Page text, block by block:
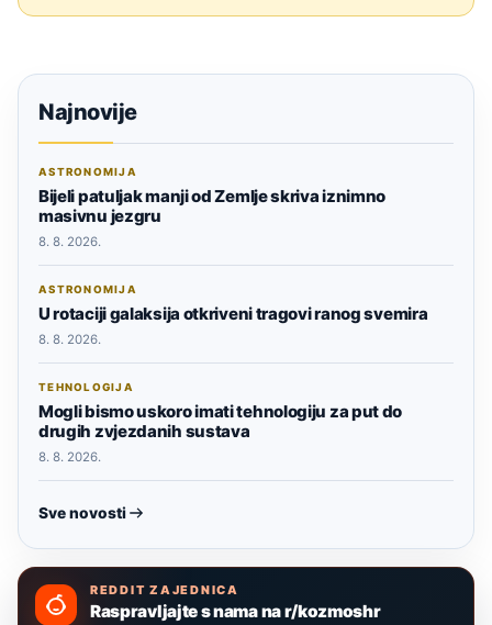
Najnovije
ASTRONOMIJA
Bijeli patuljak manji od Zemlje skriva iznimno
masivnu jezgru
8. 8. 2026.
ASTRONOMIJA
U rotaciji galaksija otkriveni tragovi ranog svemira
8. 8. 2026.
TEHNOLOGIJA
Mogli bismo uskoro imati tehnologiju za put do
drugih zvjezdanih sustava
8. 8. 2026.
Sve novosti
REDDIT ZAJEDNICA
Raspravljajte s nama na r/kozmoshr